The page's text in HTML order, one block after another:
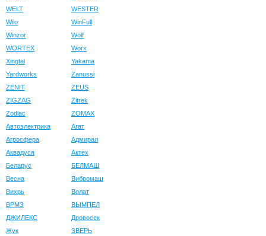
WELT
WESTER
Wilo
WinFull
Winzor
Wolf
WORTEX
Worx
Xingtai
Yakama
Yardworks
Zanussi
ZENIT
ZEUS
ZIGZAG
Zitrek
Zodiac
ZOMAX
Автоэлектрика
Агат
Агросфера
Адмирал
Аквадуся
Актех
Беларус
БЕЛМАШ
Весна
Вибромаш
Вихрь
Волат
ВРМЗ
ВЫМПЕЛ
ДЖИЛЕКС
Дровосек
Жук
ЗВЕРЬ